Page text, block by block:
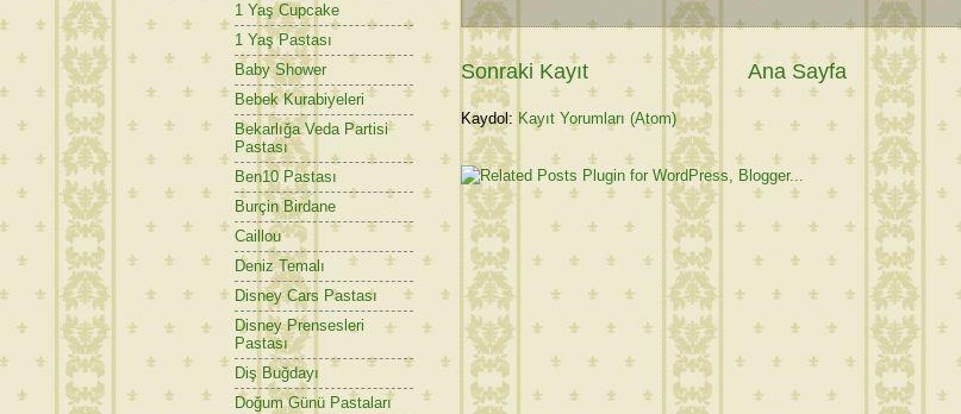
Sonraki Kayıt Ana Sayfa
Kaydol: Kayıt Yorumları (Atom)
1 Yaş Cupcake
1 Yaş Pastası
Baby Shower
Bebek Kurabiyeleri
Bekarlığa Veda Partisi
Pastası
Ben10 Pastası
Burçin Birdane
Caillou
Deniz Temalı
Disney Cars Pastası
Disney Prensesleri
Pastası
Diş Buğdayı
Doğum Günü Pastaları